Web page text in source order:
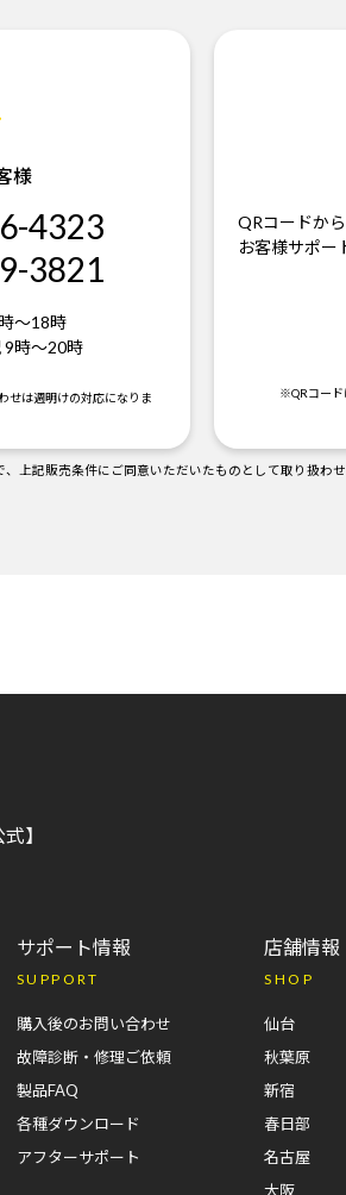
様
4323
3821
～18時
9時～20時
せは週明けの対応になりま
QRコードか
お客様サポー
※QRコード
上記販売条件にご同意いただいたものとして取り扱わせ
】
サポート情報
SUPPORT
購入後のお問い合わせ
故障診断・修理ご依頼
製品FAQ
各種ダウンロード
アフターサポート
店舗情報
SHOP
仙台
秋葉原
新宿
春日部
名古屋
大阪